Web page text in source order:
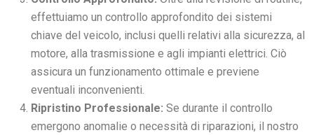
effettuiamo un controllo approfondito dei sistemi
chiave del veicolo, inclusi quelli relativi alla sicurezza, al
motore, alla trasmissione e agli impianti elettrici. Ciò
assicura un funzionamento ottimale e previene
eventuali inconvenienti.
Ripristino Professionale: Se durante il controllo
emergono anomalie o necessità di riparazioni, il nostro